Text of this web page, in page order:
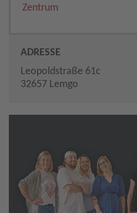
Zentrum
ADRESSE
Leopoldstraße 61c
32657 Lemgo